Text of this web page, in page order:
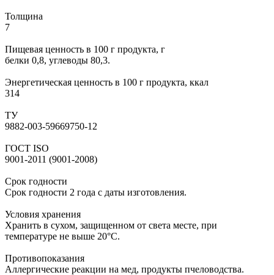
Толщина
7
Пищевая ценность в 100 г продукта, г
белки 0,8, углеводы 80,3.
Энергетическая ценность в 100 г продукта, ккал
314
ТУ
9882-003-59669750-12
ГОСТ ISO
9001-2011 (9001-2008)
Срок годности
Срок годности 2 года с даты изготовления.
Условия хранения
Хранить в сухом, защищенном от света месте, при
температуре не выше 20°С.
Противопоказания
Аллергические реакции на мед, продукты пчеловодства.